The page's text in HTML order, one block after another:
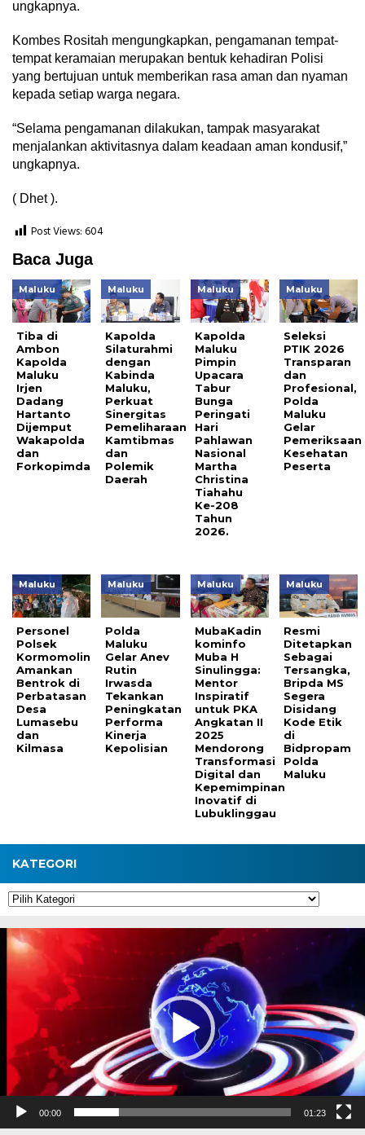
ungkapnya.
Kombes Rositah mengungkapkan, pengamanan tempat-
tempat keramaian merupakan bentuk kehadiran Polisi
yang bertujuan untuk memberikan rasa aman dan nyaman
kepada setiap warga negara.
“Selama pengamanan dilakukan, tampak masyarakat
menjalankan aktivitasnya dalam keadaan aman kondusif,”
ungkapnya.
( Dhet ).
Post Views:604
Baca Juga
Maluku
Tiba di
Ambon
Kapolda
Maluku
Irjen
Dadang
Hartanto
Dijemput
Wakapolda
dan
Forkopimda
Maluku
Kapolda
Silaturahmi
dengan
Kabinda
Maluku,
Perkuat
Sinergitas
Pemeliharaan
Kamtibmas
dan
Polemik
Daerah
Maluku
Kapolda
Maluku
Pimpin
Upacara
Tabur
Bunga
Peringati
Hari
Pahlawan
Nasional
Martha
Christina
Tiahahu
Ke-208
Tahun
2026.
Maluku
Seleksi
PTIK 2026
Transparan
dan
Profesional,
Polda
Maluku
Gelar
Pemeriksaan
Kesehatan
Peserta
Maluku
Personel
Polsek
Kormomolin
Amankan
Bentrok di
Perbatasan
Desa
Lumasebu
dan
Kilmasa
Maluku
Polda
Maluku
Gelar Anev
Rutin
Irwasda
Tekankan
Peningkatan
Performa
Kinerja
Kepolisian
Maluku
MubaKadin
kominfo
Muba H
Sinulingga:
Mentor
Inspiratif
untuk PKA
Angkatan II
2025
Mendorong
Transformasi
Digital dan
Kepemimpinan
Inovatif di
Lubuklinggau
Maluku
Resmi
Ditetapkan
Sebagai
Tersangka,
Bripda MS
Segera
Disidang
Kode Etik
di
Bidpropam
Polda
Maluku
KATEGORI
Kategori
Pemutar
Video
00:00 01:23